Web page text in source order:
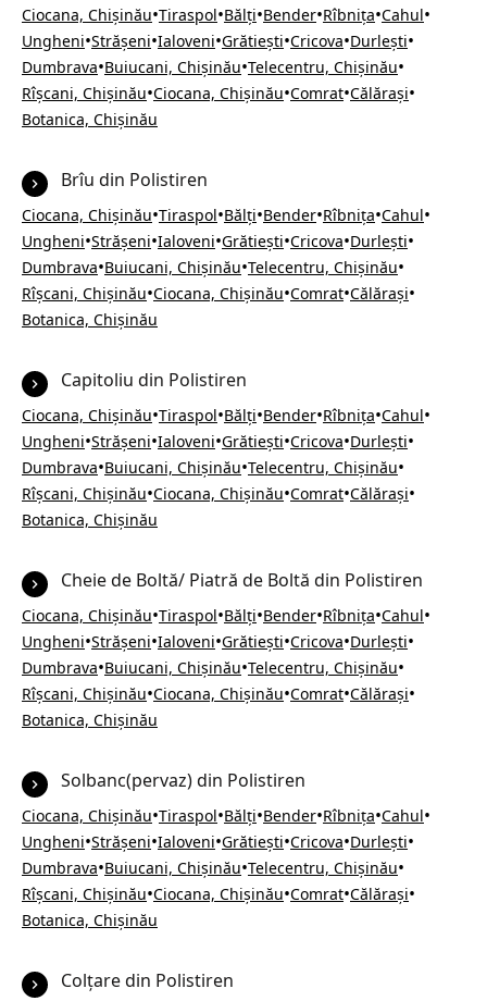
Ciocana, Chișinău•Tiraspol•Bălți•Bender•Rîbnița•Cahul•
Ungheni•Strășeni•Ialoveni•Grătiești•Cricova•Durlești•
Dumbrava•Buiucani, Chișinău•Telecentru, Chișinău•
Rîșcani, Chișinău•Ciocana, Chișinău•Comrat•Călărași•
Botanica, Chișinău
Brîu din Polistiren
Ciocana, Chișinău•Tiraspol•Bălți•Bender•Rîbnița•Cahul•
Ungheni•Strășeni•Ialoveni•Grătiești•Cricova•Durlești•
Dumbrava•Buiucani, Chișinău•Telecentru, Chișinău•
Rîșcani, Chișinău•Ciocana, Chișinău•Comrat•Călărași•
Botanica, Chișinău
Capitoliu din Polistiren
Ciocana, Chișinău•Tiraspol•Bălți•Bender•Rîbnița•Cahul•
Ungheni•Strășeni•Ialoveni•Grătiești•Cricova•Durlești•
Dumbrava•Buiucani, Chișinău•Telecentru, Chișinău•
Rîșcani, Chișinău•Ciocana, Chișinău•Comrat•Călărași•
Botanica, Chișinău
Cheie de Boltă/ Piatră de Boltă din Polistiren
Ciocana, Chișinău•Tiraspol•Bălți•Bender•Rîbnița•Cahul•
Ungheni•Strășeni•Ialoveni•Grătiești•Cricova•Durlești•
Dumbrava•Buiucani, Chișinău•Telecentru, Chișinău•
Rîșcani, Chișinău•Ciocana, Chișinău•Comrat•Călărași•
Botanica, Chișinău
Solbanc(pervaz) din Polistiren
Ciocana, Chișinău•Tiraspol•Bălți•Bender•Rîbnița•Cahul•
Ungheni•Strășeni•Ialoveni•Grătiești•Cricova•Durlești•
Dumbrava•Buiucani, Chișinău•Telecentru, Chișinău•
Rîșcani, Chișinău•Ciocana, Chișinău•Comrat•Călărași•
Botanica, Chișinău
Colțare din Polistiren